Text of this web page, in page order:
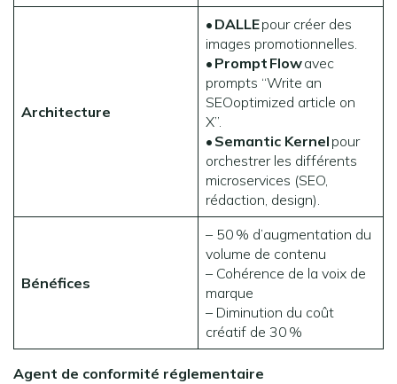
Architecture
• DALLEpour créer des
images promotionnelles.
• Prompt Flowavec
prompts “Write an
SEOoptimized article on
X”.
• Semantic Kernel pour
orchestrer les différents
microservices (SEO,
rédaction, design).
Bénéfices
– 50 % d’augmentation du
volume de contenu
– Cohérence de la voix de
marque
– Diminution du coût
créatif de 30 %
Agent de conformité réglementaire